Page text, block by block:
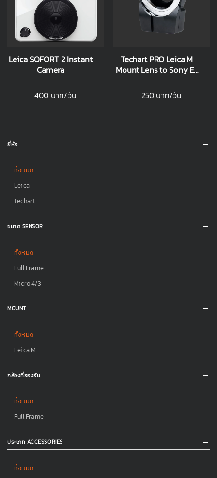
Leica SOFORT 2 Instant
Camera
400 บาท/วัน
Techart PRO Leica M
Mount Lens to Sony E-
250 บาท/วัน
ยี่ห้อ
ทั้งหมด
Leica
Techart
ขนาด SENSOR
ทั้งหมด
Full Frame
Micro 4/3
MOUNT
ทั้งหมด
Leica M
กล้องที่รองรับ
ทั้งหมด
Full Frame
ประเภท ACCESSORIES
ทั้งหมด